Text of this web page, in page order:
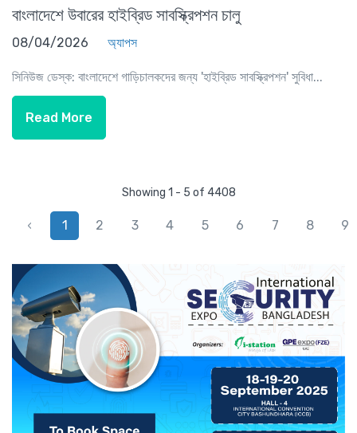
বাংলাদেশে উবারের হাইব্রিড সাবস্ক্রিপশন চালু
08/04/2026 অ্যাপস
সিনিউজ ডেস্ক: বাংলাদেশে গাড়িচালকদের জন্য 'হাইব্রিড সাবস্ক্রিপশন' সুবিধা...
Read More
Showing 1 - 5 of 4408
‹ 1 2 3 4 5 6 7 8 9